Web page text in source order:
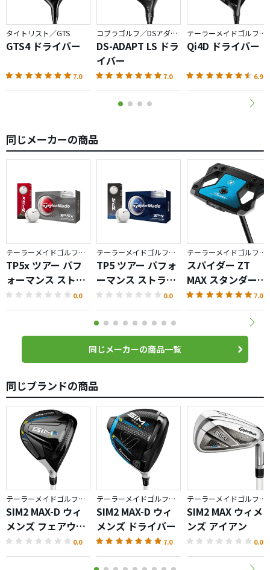
打音と打感もすごく良いです。
人気があるのが、打ってみて分かりました。
タイトリスト／GTS
GTS4 ドライバー
7.0
コブラゴルフ／DSアダプト
DS-ADAPT LS ドラ
イバー
7.0
テーラーメイドゴルフ／Qi4D
Qi4D ドライバー
6.9
同じメーカーの商品
テーラーメイドゴルフ／TP5
TP5x ツアー パフ
ォーマンス ストラ
イプ ボール
0.0
テーラーメイドゴルフ／TP5
TP5 ツアー パフォ
ーマンス ストライ
プ ボール
0.0
テーラーメイドゴルフ／Spider ZT
スパイダー ZT
MAX スタンダード
パター
7.0
同じメーカーの商品一覧
同じブランドの商品
テーラーメイドゴルフ／SIM2
SIM2 MAX-D ウィ
メンズ フェアウェ
イウッド
0.0
テーラーメイドゴルフ／SIM2
SIM2 MAX-D ウィ
メンズ ドライバー
7.0
テーラーメイドゴルフ／SIM2
SIM2 MAX ウィメ
ンズ アイアン
0.0